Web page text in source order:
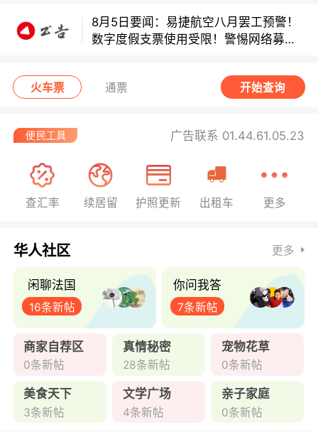
8月5日要闻：易捷航空八月罢工预警！
数字度假支票使用受限！警惕网络募捐
无栏杆收费站逃费将重罚！
火车票 通票 开始查询
广告联系 01.44.61.05.23
查汇率 续居留 护照更新 出租车 更多
华人社区 更多
闲聊法国
16条新帖
你问我答
7条新帖
商家自荐区
0条新帖
真情秘密
28条新帖
宠物花草
0条新帖
美食天下
3条新帖
文学广场
4条新帖
亲子家庭
0条新帖